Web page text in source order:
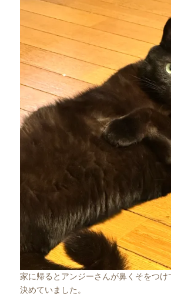
家に帰るとアンジーさんが鼻くそをつけ
決めていました。